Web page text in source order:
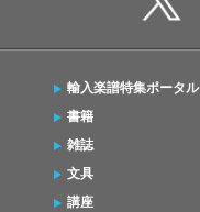
輸入楽譜特集ポータル
書籍
雑誌
文具
講座